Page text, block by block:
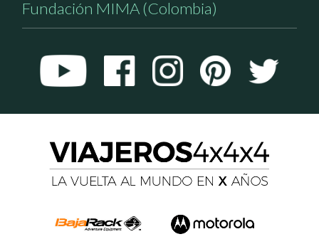
Fundación MIMA (Colombia)